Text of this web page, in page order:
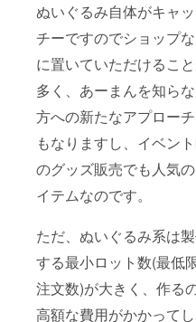
ぬいぐるみ自体がキャッ
チーですのでショップ
に置いていただけるこ
多く、あーまんを知ら
方への新たなアプロー
もなりますし、イベン
のグッズ販売でも人気
イテムなのです。
ただ、ぬいぐるみ系は
する最小ロット数(最低
注文数)が大きく、作る
高額な費用がかかってし